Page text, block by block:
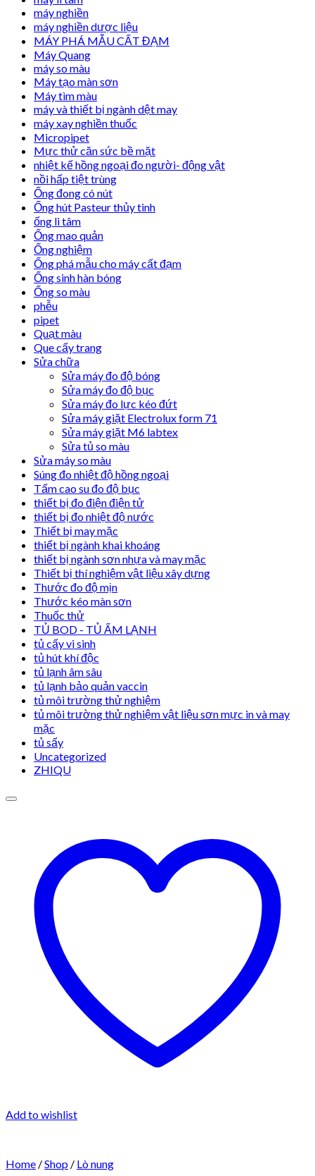
máy nghiền
máy nghiền dược liệu
MÁY PHÁ MẪU CẤT ĐẠM
Máy Quang
máy so màu
Máy tạo màn sơn
Máy tìm màu
máy và thiết bị ngành dệt may
máy xay nghiền thuốc
Micropipet
Mực thử căn sức bề mặt
nhiệt kế hồng ngoại đo người- động vật
nồi hấp tiệt trùng
Ống đong có nút
Ống hút Pasteur thủy tinh
ống li tâm
Ống mao quản
Ống nghiệm
Ống phá mẫu cho máy cất đạm
Ống sinh hàn bóng
Ống so màu
phễu
pipet
Quạt màu
Que cấy trang
Sửa chữa
Sửa máy đo độ bóng
Sửa máy đo độ bục
Sửa máy đo lực kéo đứt
Sửa máy giặt Electrolux form 71
Sửa máy giặt M6 labtex
Sửa tủ so màu
Sửa máy so màu
Súng đo nhiệt độ hồng ngoại
Tấm cao su đo độ bục
thiết bị đo điện điện tử
thiết bị đo nhiệt độ nước
Thiết bị may mặc
thiết bị ngành khai khoáng
thiết bị ngành sơn nhựa và may mặc
Thiết bị thí nghiệm vật liệu xây dựng
Thước đo độ mịn
Thước kéo màn sơn
Thuốc thử
TỦ BOD - TỦ ẤM LẠNH
tủ cấy vi sinh
tủ hút khí độc
tủ lạnh âm sâu
tủ lạnh bảo quản vaccin
tủ môi trường thử nghiệm
tủ môi trường thử nghiệm vật liệu sơn mực in và may
mặc
tủ sấy
Uncategorized
ZHIQU
Add to wishlist
Home /Shop / Lò nung